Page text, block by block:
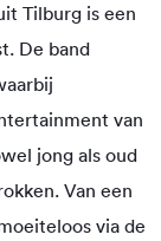
Tilburg is een
De band
van
jong als oud
Van een
via de